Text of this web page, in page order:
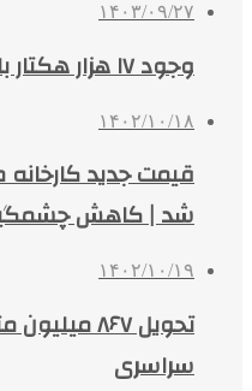
۱۴۰۳/۰۹/۲۷
وجود ۱۷ هزار هکتار بافت ناکارآمد در خوزستان
۱۴۰۲/۱۰/۱۸
قیمت جدید کارخانه
شد | کاهش چشمگیر
۱۴۰۲/۱۰/۱۹
تحویل ۸۶۷
سراسری